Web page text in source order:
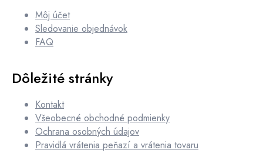
Môj účet
Sledovanie objednávok
FAQ
Dôležité stránky
Kontakt
Všeobecné obchodné podmienky
Ochrana osobných údajov
Pravidlá vrátenia peňazí a vrátenia tovaru